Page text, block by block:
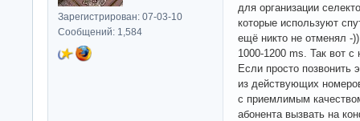
Зарегистрирован: 07-03-10
Сообщений: 1,584
для организации
которые используют
ещё никто не отменял -
1000-1200 ms. Так вот
Если просто позвонить
из действующих
с приемлимым
абонента вызвать на